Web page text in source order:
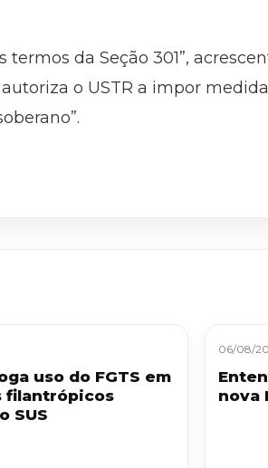
da Seção 301”,
o USTR a impor
uso do FGTS em
filantrópicos
SUS
06/08/
nova